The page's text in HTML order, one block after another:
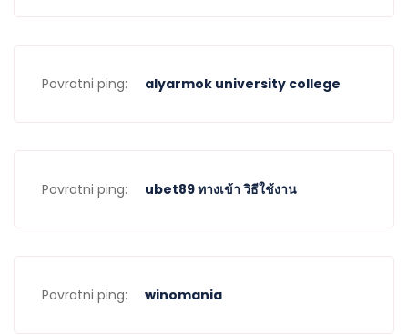
Povratni ping: alyarmok university college
Povratni ping: ubet89 ทางเข้า วิธีใช้งาน
Povratni ping: winomania